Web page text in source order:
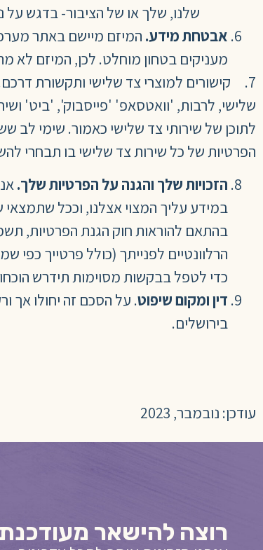
שלנו, שלך או של הציבור- בדגש
אבטחת מידע. המיזם מיישם באתר
מעניקים בטחון מוחלט. לכן, המיזם לא
7. קישורים למוצרי צד שלישי ותקשורת
שלישי, לרבות, 'וואטסאפ' 'פייסבוק', 'ביט'
לתוכן של שירותי צד שלישי כאמור. שימי לב
הפרטיות של כל שירות צד שלישי בו תבחרי
הזכויות שלך והגנה על הפרטיות שלך.
במידע עליך המצוי אצלנו, וככל
הרלוונטיים לפנייתך (כולל פרטייך
כדי לטפל בבקשות מסוימות תידרש
דין ומקום שיפוט. על הסכם זה יחולו אך
בירושלים.
עודכן: נובמבר, 2023
רוצה להישאר